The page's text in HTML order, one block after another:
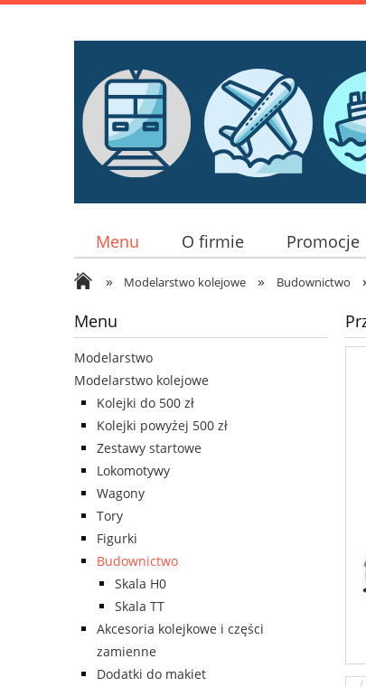
Menu O firmie Promocje
» Modelarstwo kolejowe » Budownictwo
Menu
Modelarstwo
Modelarstwo kolejowe
Kolejki do 500 zł
Kolejki powyżej 500 zł
Zestawy startowe
Lokomotywy
Wagony
Tory
Figurki
Budownictwo
Skala H0
Skala TT
Akcesoria kolejkowe i części
zamienne
Dodatki do makiet